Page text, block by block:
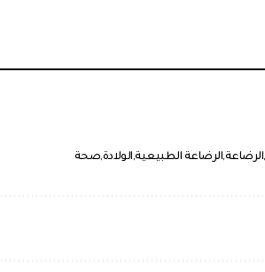
الرضاعةالرضاعة الطبيعية الولادةصحة